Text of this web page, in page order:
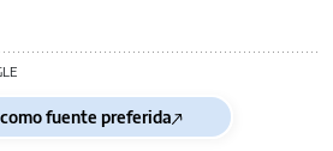
fuente preferida